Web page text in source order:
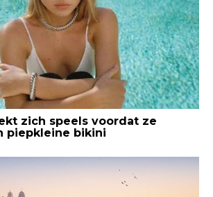
zich speels voordat ze
piepkleine bikini